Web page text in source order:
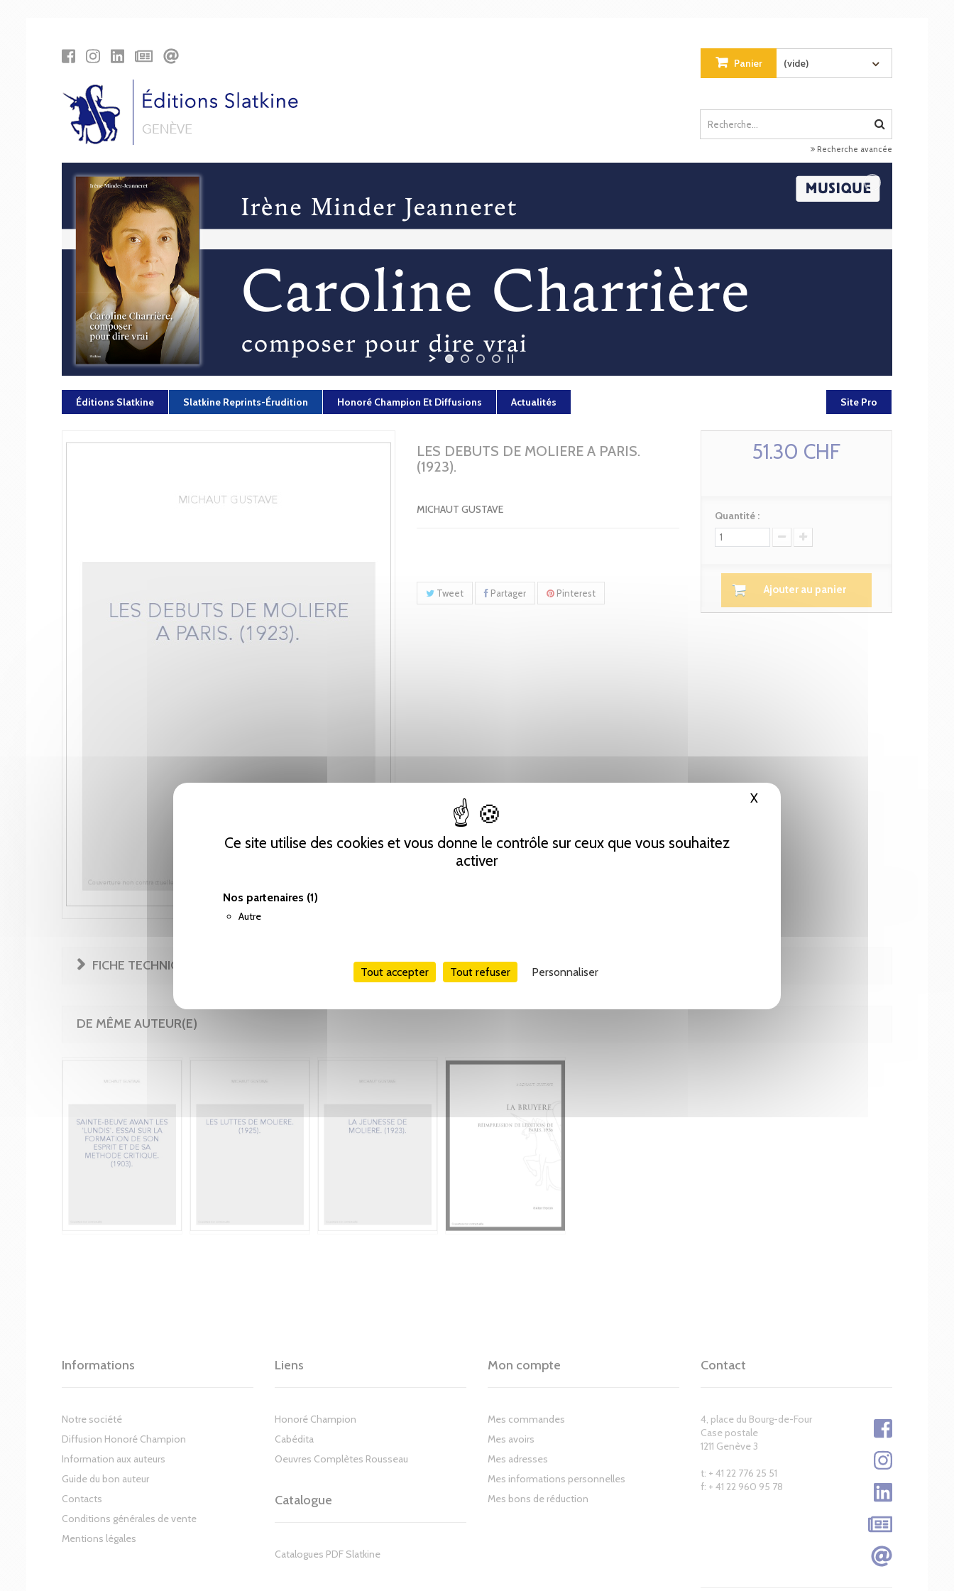
Ce site utilise des cookies et vous donne le contrôle sur ceux que vous souhaitez
activer
Nos partenaires (1)
Autre
Tout accepter Tout refuser Personnaliser
X Masquer le bandeau des cookies
Panier (vide)
Recherche avancée
Éditions Slatkine Slatkine Reprints-Érudition Honoré Champion Et Diffusions Actualités Site Pro
LES DEBUTS DE MOLIERE A PARIS.
(1923).
MICHAUT GUSTAVE
Tweet Partager Pinterest
51.30 CHF
Quantité :
Ajouter au panier
FICHE TECHNIQUE
DE MÊME AUTEUR(E)
Informations
Notre société
Diffusion Honoré Champion
Information aux auteurs
Guide du bon auteur
Contacts
Conditions générales de vente
Mentions légales
Liens
Honoré Champion
Cabédita
Oeuvres Complètes Rousseau
Catalogue
Catalogues PDF Slatkine
Mon compte
Mes commandes
Mes avoirs
Mes adresses
Mes informations personnelles
Mes bons de réduction
Contact
4, place du Bourg-de-Four
Case postale
1211 Genève 3
t: + 41 22 776 25 51
f: + 41 22 960 95 78